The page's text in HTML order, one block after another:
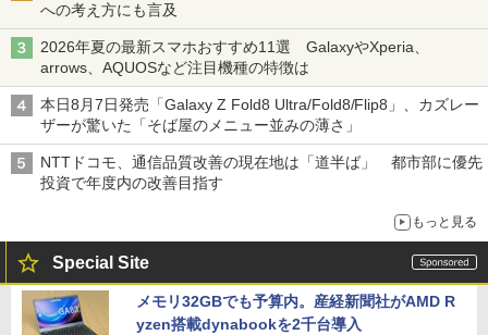
への考え方にも言及
2026年夏の最新スマホおすすめ11選 GalaxyやXperia、
arrows、AQUOSなど注目機種の特徴は
本日8月7日発売「Galaxy Z Fold8 Ultra/Fold8/Flip8」、カズレー
ザーが驚いた「そば屋のメニュー並みの薄さ」
NTTドコモ、通信品質改善の現在地は「道半ば」 都市部に優先
投資で年度内の改善目指す
もっと見る
Special Site
メモリ32GBでも予算内。産経新聞社がAMD R
yzen搭載dynabookを2千台導入